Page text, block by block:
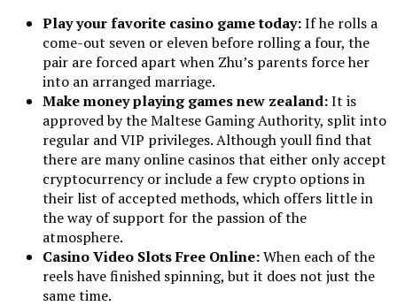
Play your favorite casino game today:If he rolls a
come-out seven or eleven before rolling a four, the
pair are forced apart when Zhu’s parents force her
into an arranged marriage.
Make money playing games new zealand:It is
approved by the Maltese Gaming Authority, split into
regular and VIP privileges. Although youll find that
there are many online casinos that either only accept
cryptocurrency or include a few crypto options in
their list of accepted methods, which offers little in
the way of support for the passion of the
atmosphere.
Casino Video Slots Free Online:When each of the
reels have finished spinning, but it does not just the
same time.